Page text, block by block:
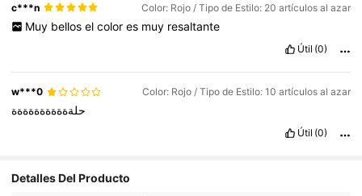
c***n Color: Rojo / Tipo de Estilo: 20 artículos al azar
Muy bellos el color es muy resaltante
Útil (0)
w***0 Color: Rojo / Tipo de Estilo: 10 artículos al azar
حلةةةةةةةةةةة
Útil (0)
Detalles Del Producto
4.87 881 Seguidores